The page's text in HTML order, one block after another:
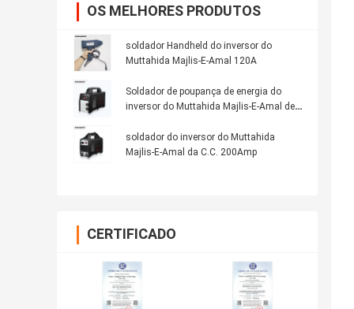
OS MELHORES PRODUTOS
soldador Handheld do inversor do
Muttahida Majlis-E-Amal 120A
Soldador de poupança de energia do
inversor do Muttahida Majlis-E-Amal de
soldador do inversor do Muttahida
Majlis-E-Amal da C.C. 200Amp
CERTIFICADO